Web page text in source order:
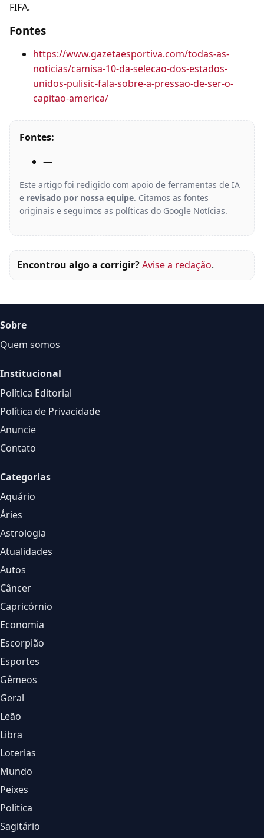
FIFA.
Fontes
https://www.gazetaesportiva.com/todas-as-
noticias/camisa-10-da-selecao-dos-estados-
unidos-pulisic-fala-sobre-a-pressao-de-ser-o-
capitao-america/
Fontes:
—
Este artigo foi redigido com apoio de ferramentas de IA
e revisado por nossa equipe. Citamos as fontes
originais e seguimos as políticas do Google Notícias.
Encontrou algo a corrigir?Avise a redação.
Sobre
Quem somos
Institucional
Política Editorial
Política de Privacidade
Anuncie
Contato
Categorias
Aquário
Áries
Astrologia
Atualidades
Autos
Câncer
Capricórnio
Economia
Escorpião
Esportes
Gêmeos
Geral
Leão
Libra
Loterias
Mundo
Peixes
Politica
Sagitário